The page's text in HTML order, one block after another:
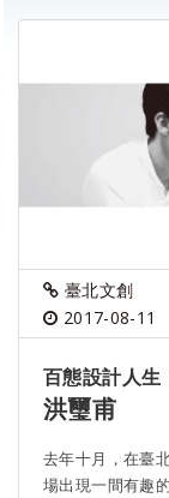
臺北文創
2017-08-11
百態設計人生
洪璽甫
去年十月，在臺
場出現一間有趣